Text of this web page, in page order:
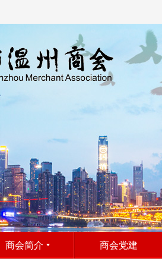
商会简介 商会党建